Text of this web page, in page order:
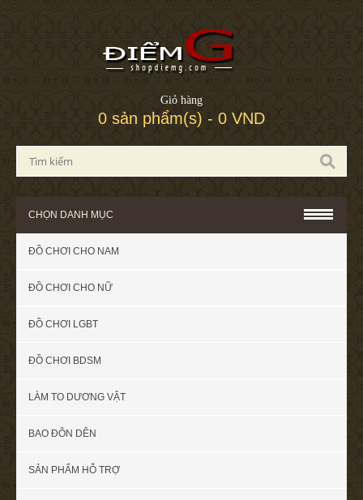
Giỏ hàng
0 sản phẩm(s) - 0 VND
CHỌN DANH MỤC
ĐỒ CHƠI CHO NAM
ĐỒ CHƠI CHO NỮ
ĐỒ CHƠI LGBT
ĐỒ CHƠI BDSM
LÀM TO DƯƠNG VẬT
BAO ĐÔN DÊN
SẢN PHẨM HỖ TRỢ